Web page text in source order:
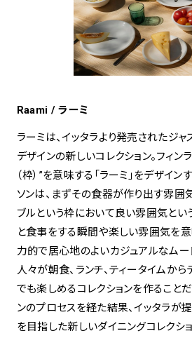
Raami / ラーミ
ラーミは、イッタラより発売されたジャ
デザインの新しいコレクション。フィン
（枠）”を意味する「ラーミ」をデザイン
ソンは、まずその食器が作り出す雰囲
ブルという枠において良い雰囲気とい
と食事をする瞬間や楽しい雰囲気を意
力的で居心地のよいカジュアルなムー
人々が朝食、ランチ、ティータイムか
でも楽しめるコレクションを作ること
ンのプロセスを経た結果、イッタラが
を目指した新しいダイニングコレクシ